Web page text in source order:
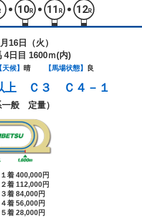
10R 11 R 12R
16日（火）
4日目 1600ｍ(内)
【天候】 晴 【馬場状態】 良
上 Ｃ３ Ｃ４－１
一般 定量）
１着 400,000円
２着 112,000円
３着 84,000円
４着 56,000円
５着 28,000円